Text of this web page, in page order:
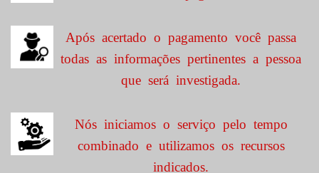
Após acertado o pagamento você passa
todas as informações pertinentes a pessoa
que será investigada.
Nós iniciamos o serviço pelo tempo
combinado e utilizamos os recursos
indicados.